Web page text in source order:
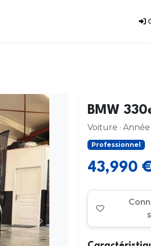
Suivant
BMW
Voiture ·
Professionnel
43,990